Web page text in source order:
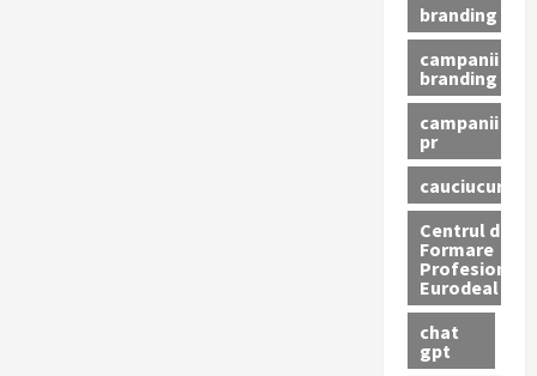
branding
campanii
branding
campanii
pr
cauciucuri
Centrul de
Formare
Profesionala
Eurodeal
chat
gpt